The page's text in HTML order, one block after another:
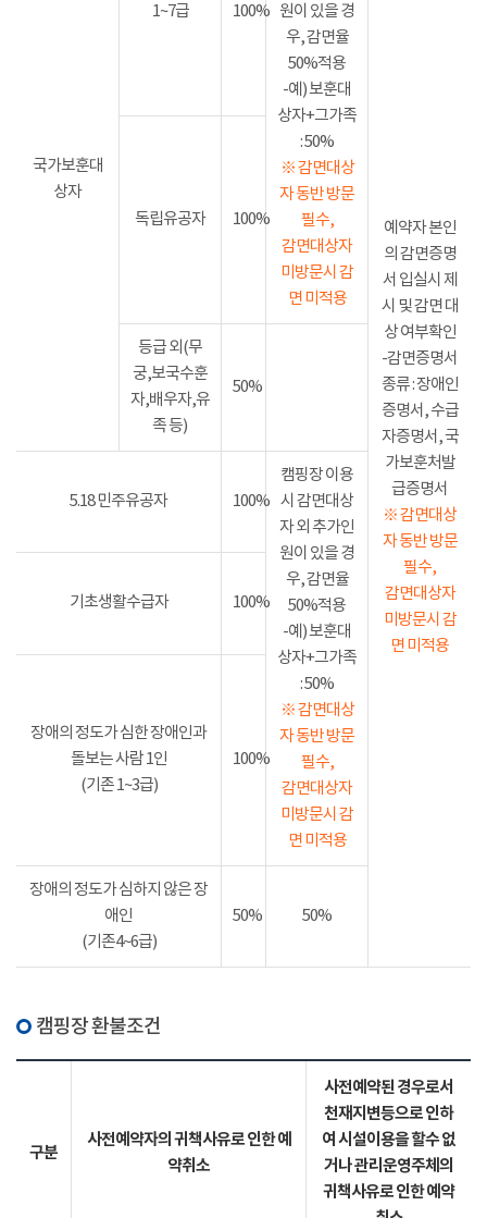
국가보훈대
상자
1~7급 100% 원이 있을 경
우, 감면율
50%적용
-예) 보훈대
상자+그가족
: 50%
※ 감면대상
자 동반 방문
필수,
감면대상자
미방문시 감
면 미적용
예약자 본인
의 감면증명
서 입실시 제
시 및 감면 대
상 여부확인
-감면증명서
종류 : 장애인
증명서, 수급
자증명서, 국
가보훈처발
급증명서
※ 감면대상
자 동반 방문
필수,
감면대상자
미방문시 감
면 미적용
독립유공자 100%
등급 외(무
궁,보국수훈
자,배우자,유
족 등)
50%
5.18 민주유공자 100%
캠핑장 이용
시 감면대상
자 외 추가인
원이 있을 경
우, 감면율
50%적용
-예) 보훈대
상자+그가족
: 50%
※ 감면대상
자 동반 방문
필수,
감면대상자
미방문시 감
면 미적용
기초생활수급자 100%
장애의 정도가 심한 장애인과
돌보는 사람 1인
(기존 1~3급)
100%
장애의 정도가 심하지 않은 장
애인
(기존4~6급)
50% 50%
캠핑장 환불조건
구분
사전예약자의 귀책사유로 인한 예
약취소
사전예약된 경우로서
천재지변등으로 인하
여 시설이용을 할수 없
거나 관리운영주체의
귀책사유로 인한 예약